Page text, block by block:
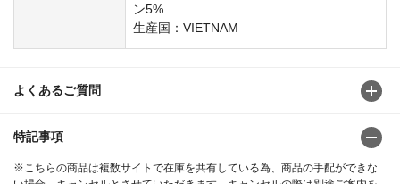
ン5%
生産国：VIETNAM
よくあるご質問
特記事項
※こちらの商品は複数サイトで在庫を共有している為、商品の手配ができな